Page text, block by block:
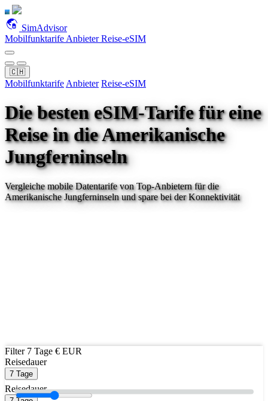
SimAdvisor
Mobilfunktarife AnbieterReise-eSIM
🇨🇭
Mobilfunktarife Anbieter Reise-eSIM
Die besten eSIM-Tarife für eine
Reisein die Amerikanische
Jungferninseln
Vergleiche mobile Datentarife von Top-Anbietern fürdie
Amerikanische Jungferninselnund spare bei der Konnektivität
Filter 7 Tage € EUR
Reisedauer
7 Tage
Reisedauer